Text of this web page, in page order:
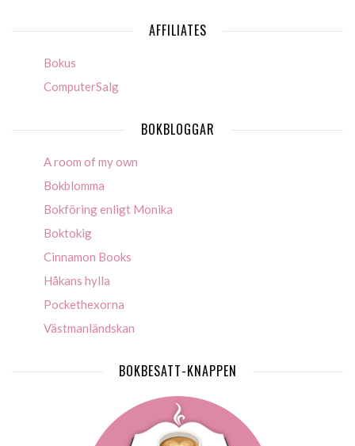
AFFILIATES
Bokus
ComputerSalg
BOKBLOGGAR
A room of my own
Bokblomma
Bokföring enligt Monika
Boktokig
Cinnamon Books
Håkans hylla
Pockethexorna
Västmanländskan
BOKBESATT-KNAPPEN